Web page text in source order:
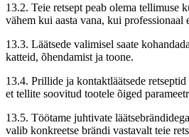
13.2. Teie retsept peab olema tellimuse
vähem kui aasta vana, kui professionaal
13.3. Läätsede valimisel saate
katteid, õhendamist ja toone.
13.4. Prillide ja kontaktläätsede
et tellite soovitud tootele õiged
13.5. Töötame juhtivate
valib konkreetse brändi vastavalt teie